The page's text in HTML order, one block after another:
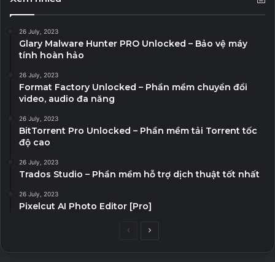
26 July, 2023
Glary Malware Hunter PRO Unlocked – Bảo vệ máy
tính hoàn hảo
26 July, 2023
Format Factory Unlocked – Phần mềm chuyển đổi
video, audio đa năng
26 July, 2023
BitTorrent Pro Unlocked – Phần mềm tải Torrent tốc
độ cao
26 July, 2023
Trados Studio – Phần mềm hỗ trợ dịch thuật tốt nhất
26 July, 2023
Pixelcut AI Photo Editor [Pro]
PreviousNext